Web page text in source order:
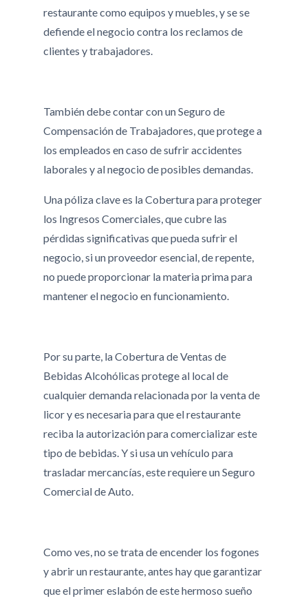
restaurante como equipos y muebles, y se se
defiende el negocio contra los reclamos de
clientes y trabajadores.
También debe contar con un Seguro de
Compensación de Trabajadores, que protege a
los empleados en caso de sufrir accidentes
laborales y al negocio de posibles demandas.
Una póliza clave es la Cobertura para proteger
los Ingresos Comerciales, que cubre las
pérdidas significativas que pueda sufrir el
negocio, si un proveedor esencial, de repente,
no puede proporcionar la materia prima para
mantener el negocio en funcionamiento.
Por su parte, la Cobertura de Ventas de
Bebidas Alcohólicas protege al local de
cualquier demanda relacionada por la venta de
licor y es necesaria para que el restaurante
reciba la autorización para comercializar este
tipo de bebidas. Y si usa un vehículo para
trasladar mercancías, este requiere un Seguro
Comercial de Auto.
Como ves, no se trata de encender los fogones
y abrir un restaurante, antes hay que garantizar
que el primer eslabón de este hermoso sueño